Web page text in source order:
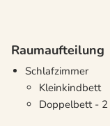
Raumaufteilung
Schlafzimmer
Kleinkindbett
Doppelbett -